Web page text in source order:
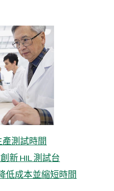
產測試時間
新 HIL 測試台
低成本並縮短時間